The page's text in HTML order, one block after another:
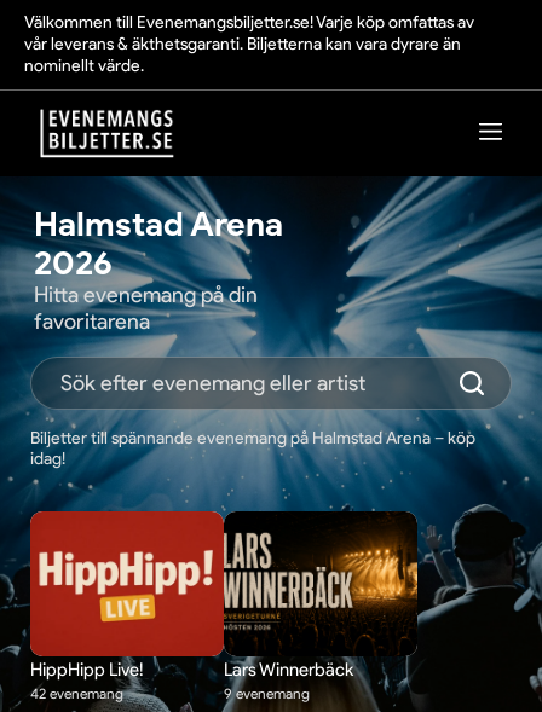
Välkommen till Evenemangsbiljetter.se! Varje köp omfattas av
vår leverans & äkthetsgaranti. Biljetterna kan vara dyrare än
nominellt värde.
Halmstad Arena
2026
Hitta evenemang på din
favoritarena
Biljetter till spännande evenemang på Halmstad Arena – köp
idag!
HippHipp Live!
42 evenemang
Lars Winnerbäck
9 evenemang